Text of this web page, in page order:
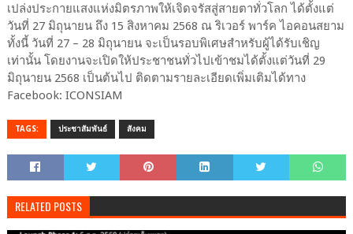
เปล่งประกายแสงแห่งมิตรภาพให้เจิดจรัสสู่สายตาทั่วโลก ได้ตั้งแต่
วันที่ 27 มิถุนายน ถึง 15 สิงหาคม 2568 ณ ริเวอร์ พาร์ค ไอคอนสยาม
ทั้งนี้ วันที่ 27 – 28 มิถุนายน จะเป็นรอบพิเศษสำหรับผู้ได้รับเชิญ
เท่านั้น โดยงานจะเปิดให้ประชาชนทั่วไปเข้าชมได้ตั้งแต่วันที่ 29
มิถุนายน 2568 เป็นต้นไป ติดตามรายละเอียดเพิ่มเติมได้ทาง
Facebook: ICONSIAM
TAGS: ประชาสัมพันธ์ สังคม
RELATED POSTS